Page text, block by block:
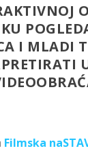
I MLADI
Filmska